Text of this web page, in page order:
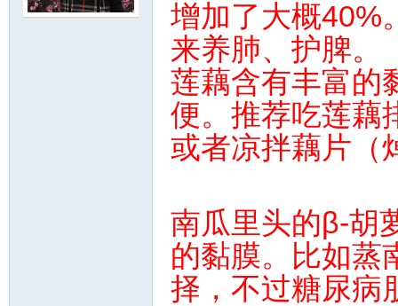
增加了大概40%
来养肺、护脾。
莲藕含有丰富的
便。推荐吃莲藕
或者凉拌藕片（
南瓜里头的β-胡
的黏膜。比如蒸
择，不过糖尿病